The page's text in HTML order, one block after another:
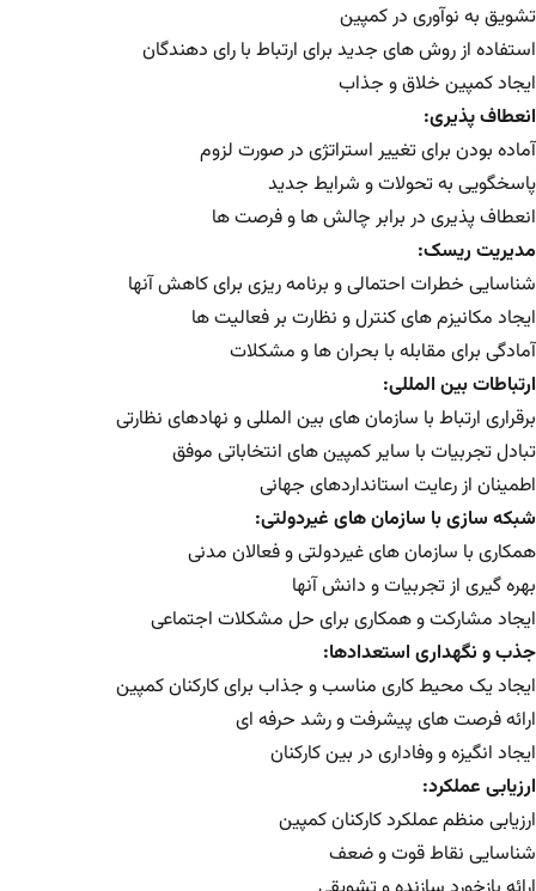
تشویق به نوآوری در کمپین
استفاده از روش های جدید برای ارتباط با رای دهندگان
ایجاد کمپین خلاق و جذاب
انعطاف پذیری:
آماده بودن برای تغییر استراتژی در صورت لزوم
پاسخگویی به تحولات و شرایط جدید
انعطاف پذیری در برابر چالش ها و فرصت ها
مدیریت ریسک:
شناسایی خطرات احتمالی و برنامه ریزی برای کاهش آنها
ایجاد مکانیزم های کنترل و نظارت بر فعالیت ها
آمادگی برای مقابله با بحران ها و مشکلات
ارتباطات بین المللی:
برقراری ارتباط با سازمان های بین المللی و نهادهای نظارتی
تبادل تجربیات با سایر کمپین های انتخاباتی موفق
اطمینان از رعایت استانداردهای جهانی
شبکه سازی با سازمان های غیردولتی:
همکاری با سازمان های غیردولتی و فعالان مدنی
بهره گیری از تجربیات و دانش آنها
ایجاد مشارکت و همکاری برای حل مشکلات اجتماعی
جذب و نگهداری استعدادها:
ایجاد یک محیط کاری مناسب و جذاب برای کارکنان کمپین
ارائه فرصت های پیشرفت و رشد حرفه ای
ایجاد انگیزه و وفاداری در بین کارکنان
ارزیابی عملکرد:
ارزیابی منظم عملکرد کارکنان کمپین
شناسایی نقاط قوت و ضعف